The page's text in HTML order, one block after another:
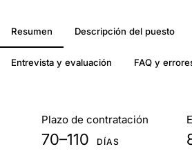
Resumen Descripción del puesto
Entrevista y evaluación FAQ y
Plazo de contratación
70–110 DÍAS